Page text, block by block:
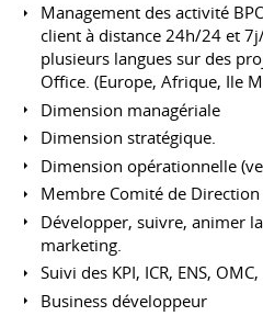
Management des activité
client à distance 24h/24 et
plusieurs langues sur des
Office. (Europe, Afrique, Ile
Dimension managériale
Dimension stratégique.
Dimension opérationnelle
Membre Comité de Direction
Développer, suivre, animer
marketing.
Suivi des KPI, ICR, ENS, OMC,
Business développeur